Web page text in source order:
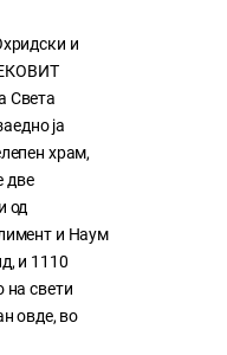
и
Света
ја
храм,
две
од
и Наум
и 1110
на свети
овде, во